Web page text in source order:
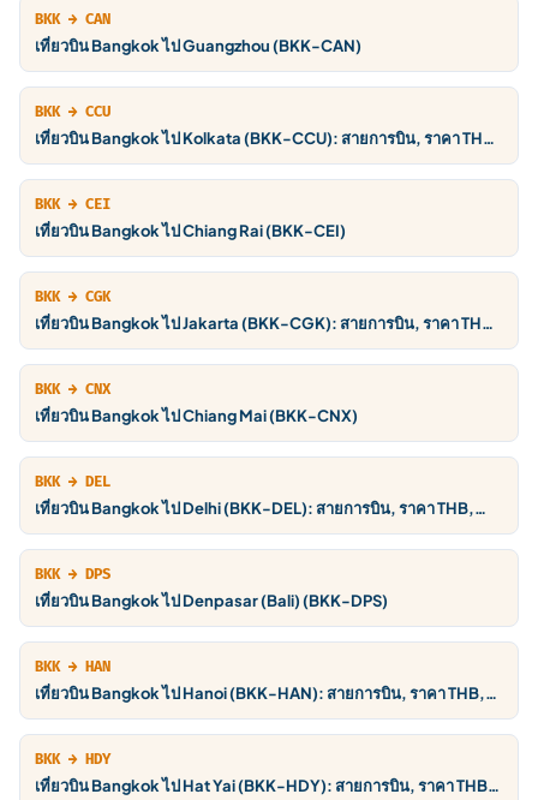
BKK → CAN
เที่ยวบิน Bangkok ไป Guangzhou (BKK-CAN)
BKK → CCU
เที่ยวบิน Bangkok ไป Kolkata (BKK-CCU): สายการบิน, ราคา THB,
BKK → CEI
เที่ยวบิน Bangkok ไป Chiang Rai (BKK-CEI)
BKK → CGK
เที่ยวบิน Bangkok ไป Jakarta (BKK-CGK): สายการบิน, ราคา THB,
BKK → CNX
เที่ยวบิน Bangkok ไป Chiang Mai (BKK-CNX)
BKK → DEL
เที่ยวบิน Bangkok ไป Delhi (BKK-DEL): สายการบิน, ราคา THB,
BKK → DPS
เที่ยวบิน Bangkok ไป Denpasar (Bali) (BKK-DPS)
BKK → HAN
เที่ยวบิน Bangkok ไป Hanoi (BKK-HAN): สายการบิน, ราคา THB,
BKK → HDY
เที่ยวบิน Bangkok ไป Hat Yai (BKK-HDY): สายการบิน, ราคา THB,